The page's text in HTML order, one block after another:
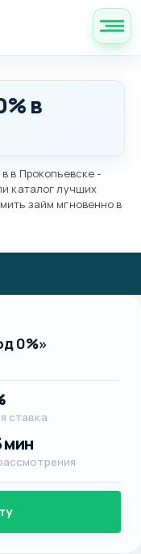
в
в Прокопьевске -
каталог лучших
займ мгновенно в
0%»
ставка
мин